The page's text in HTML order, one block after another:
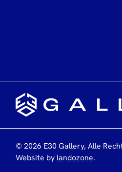
©2026 E30 Gallery,Alle
Website by landozone.